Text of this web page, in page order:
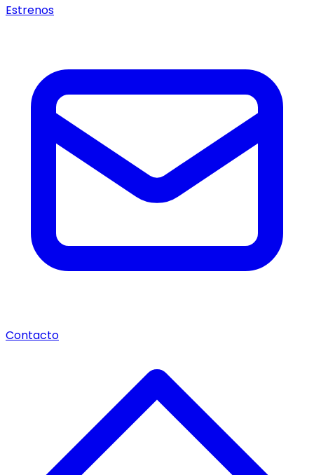
Estrenos
Contacto